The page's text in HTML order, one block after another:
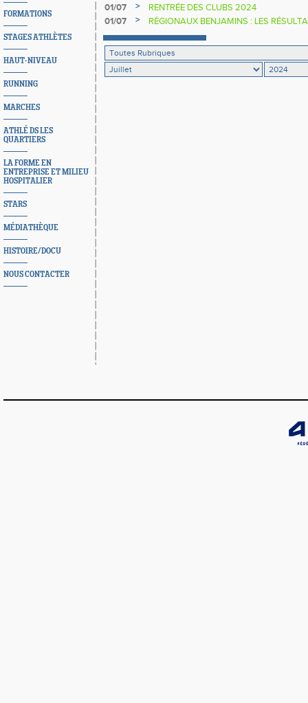
FORMATIONS
STAGES ATHLÈTES
HAUT-NIVEAU
RUNNING
MARCHES
ATHLÉ DS LES
QUARTIERS
LA FORME EN
ENTREPRISE ET MILIEU
HOSPITALIER
STARS
MÉDIATHÈQUE
HISTOIRE/DOCU
NOUS CONTACTER
01/07
>
RENTRÉE DES CLUBS 2024
01/07
> RÉGIONAUX BENJAMINS : LES